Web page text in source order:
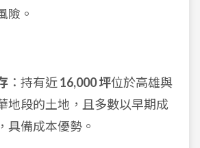
險。
：持有近16,000 坪位於高雄與
地段的土地，且多數以早期成
具備成本優勢。